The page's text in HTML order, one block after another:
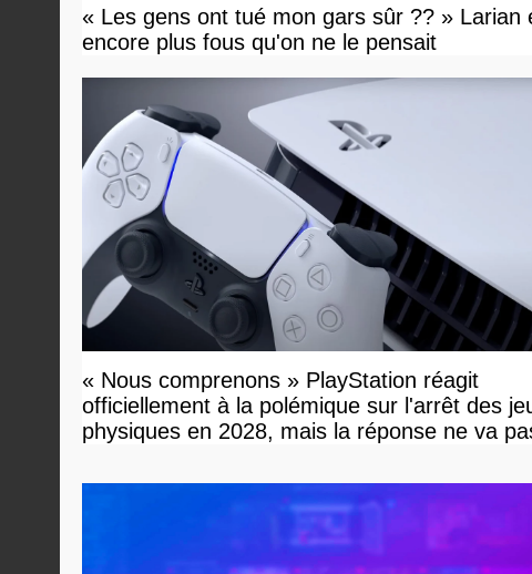
« Les gens ont tué mon gars sûr ?? »
encore plus fous qu'on ne le pensait
« Nous comprenons » PlayStation réagit
officiellement à la polémique sur l'arrêt des
physiques en 2028, mais la réponse ne va